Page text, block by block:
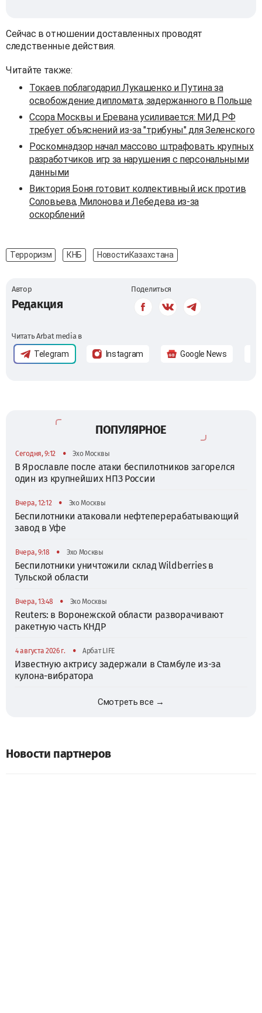
Сейчас в отношении доставленных проводят
следственные действия.
Читайте также:
Токаев поблагодарил Лукашенко и Путина за
освобождение дипломата, задержанного в Польше
Ссора Москвы и Еревана усиливается: МИД РФ
требует объяснений из-за "трибуны" для Зеленского
Роскомнадзор начал массово штрафовать крупных
разработчиков игр за нарушения с персональными
данными
Виктория Боня готовит коллективный иск против
Соловьева, Милонова и Лебедева из-за
оскорблений
Терроризм КНБ НовостиКазахстана
Автор
Редакция
Поделиться
Читать Arbat media в
Telegram Instagram Google News
ПОПУЛЯРНОЕ
Сегодня, 9:12 • Эхо Москвы
В Ярославле после атаки беспилотников загорелся
один из крупнейших НПЗ России
Вчера, 12:12 • Эхо Москвы
Беспилотники атаковали нефтеперерабатывающий
завод в Уфе
Вчера, 9:18 • Эхо Москвы
Беспилотники уничтожили склад Wildberries в
Тульской области
Вчера, 13:48 • Эхо Москвы
Reuters: в Воронежской области разворачивают
ракетную часть КНДР
4 августа 2026 г. • Арбат LIFE
Известную актрису задержали в Стамбуле из-за
кулона-вибратора
Смотреть все →
Новости партнеров